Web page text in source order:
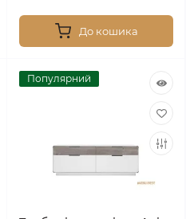
До кошика
Популярний